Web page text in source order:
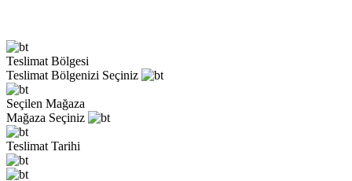
Teslimat Bölgesi
Teslimat Bölgenizi Seçiniz
Seçilen Mağaza
Mağaza Seçiniz
Teslimat Tarihi